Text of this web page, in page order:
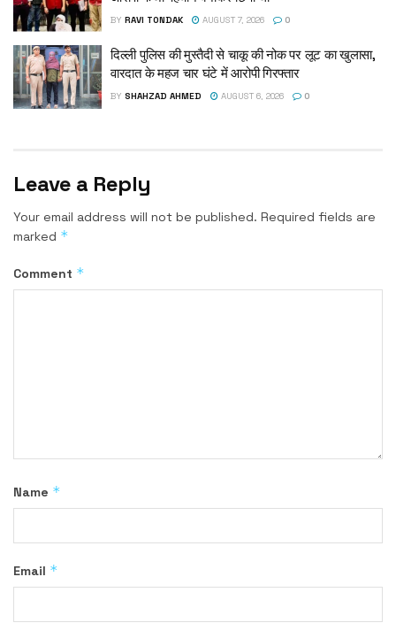
BY RAVI TONDAK AUGUST 7, 2026 0
दिल्ली पुलिस की मुस्तैदी से चाकू की नोक पर लूट का खुलासा,
वारदात के महज चार घंटे में आरोपी गिरफ्तार
BY SHAHZAD AHMED AUGUST 6, 2026 0
Leave a Reply
Your email address will not be published. Required fields are
marked *
Comment *
Name *
Email *